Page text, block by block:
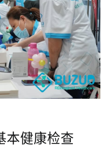
本健康检查